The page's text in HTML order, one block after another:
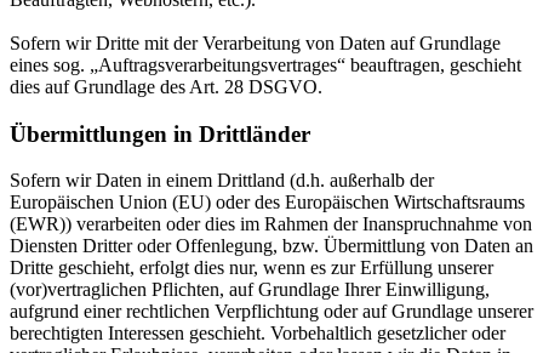
Sofern wir Dritte mit der Verarbeitung von Daten auf Grundlage
eines sog. „Auftragsverarbeitungsvertrages“ beauftragen, geschieht
dies auf Grundlage des Art. 28 DSGVO.
Übermittlungen in Drittländer
Sofern wir Daten in einem Drittland (d.h. außerhalb der
Europäischen Union (EU) oder des Europäischen Wirtschaftsraums
(EWR)) verarbeiten oder dies im Rahmen der Inanspruchnahme von
Diensten Dritter oder Offenlegung, bzw. Übermittlung von Daten an
Dritte geschieht, erfolgt dies nur, wenn es zur Erfüllung unserer
(vor)vertraglichen Pflichten, auf Grundlage Ihrer Einwilligung,
aufgrund einer rechtlichen Verpflichtung oder auf Grundlage unserer
berechtigten Interessen geschieht. Vorbehaltlich gesetzlicher oder